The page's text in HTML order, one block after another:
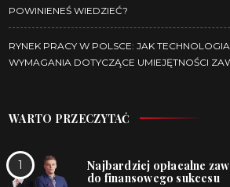
POWINIENEŚ WIEDZIEĆ?
RYNEK PRACY W POLSCE: JAK
WYMAGANIA DOTYCZĄCE UMIEJĘTNOŚCI
WARTO PRZECZYTAĆ
Najbardziej opłacalne
do finansowego sukcesu